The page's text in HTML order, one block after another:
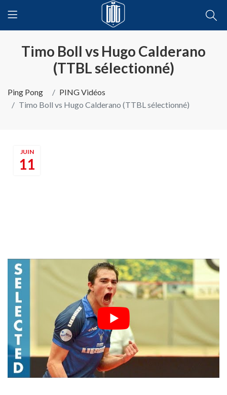
Timo Boll vs Hugo Calderano
(TTBL sélectionné)
Ping Pong
PING Vidéos
Timo Boll vs Hugo Calderano (TTBL sélectionné)
11
JUIN